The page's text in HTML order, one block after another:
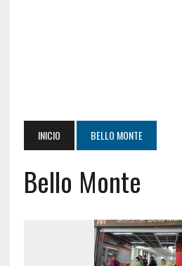
INICIO BELLO MONTE
Bello Monte